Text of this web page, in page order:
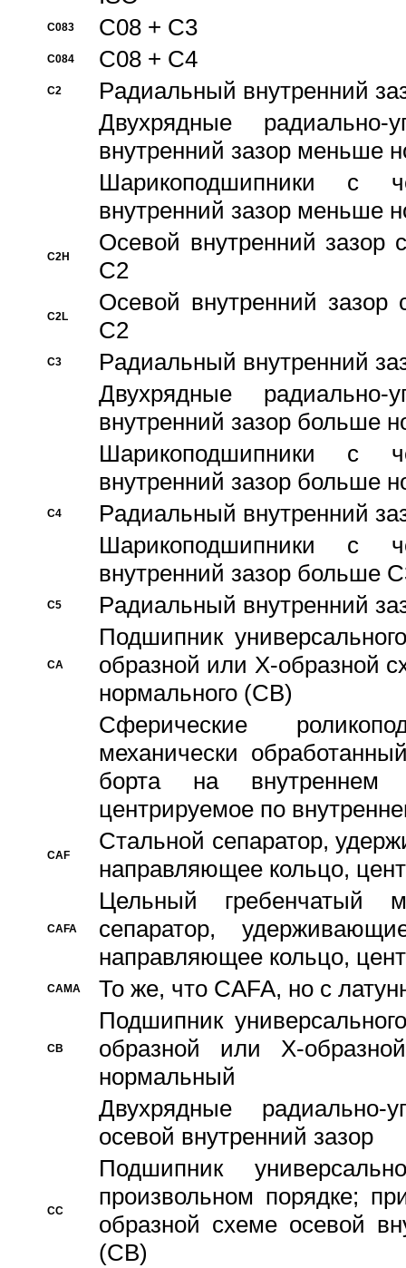
C083 C08 + C3
C084 C08 + C4
C2
Pадиальный внутренний
Двухрядные радиально-
внутренний зазор меньше
Шарикоподшипники с
внутренний зазор меньше
C2H
Осевой внутренний зазор
C2
C2L
Осевой внутренний зазор
C2
C3
Pадиальный внутренний
Двухрядные радиально-
внутренний зазор больше
Шарикоподшипники с
внутренний зазор больше
C4
Pадиальный внутренний
Шарикоподшипники с
внутренний зазор больше
C5 Pадиальный внутренний
CA
Подшипник
образной или Х-образной
нормального (CB)
Сферические
механически
борта на внутреннем
центрируемое по
CAF
Стальной сепаратор,
направляющее кольцо,
CAFA
Цельный гребенчатый
сепаратор,
направляющее кольцо,
CAMA То же, что CAFA, но с
CB
Подшипник
образной или Х-
нормальный
Двухрядные радиально-
осевой внутренний зазор
CC
Подшипник
произвольном порядке;
образной схеме осевой
(CB)